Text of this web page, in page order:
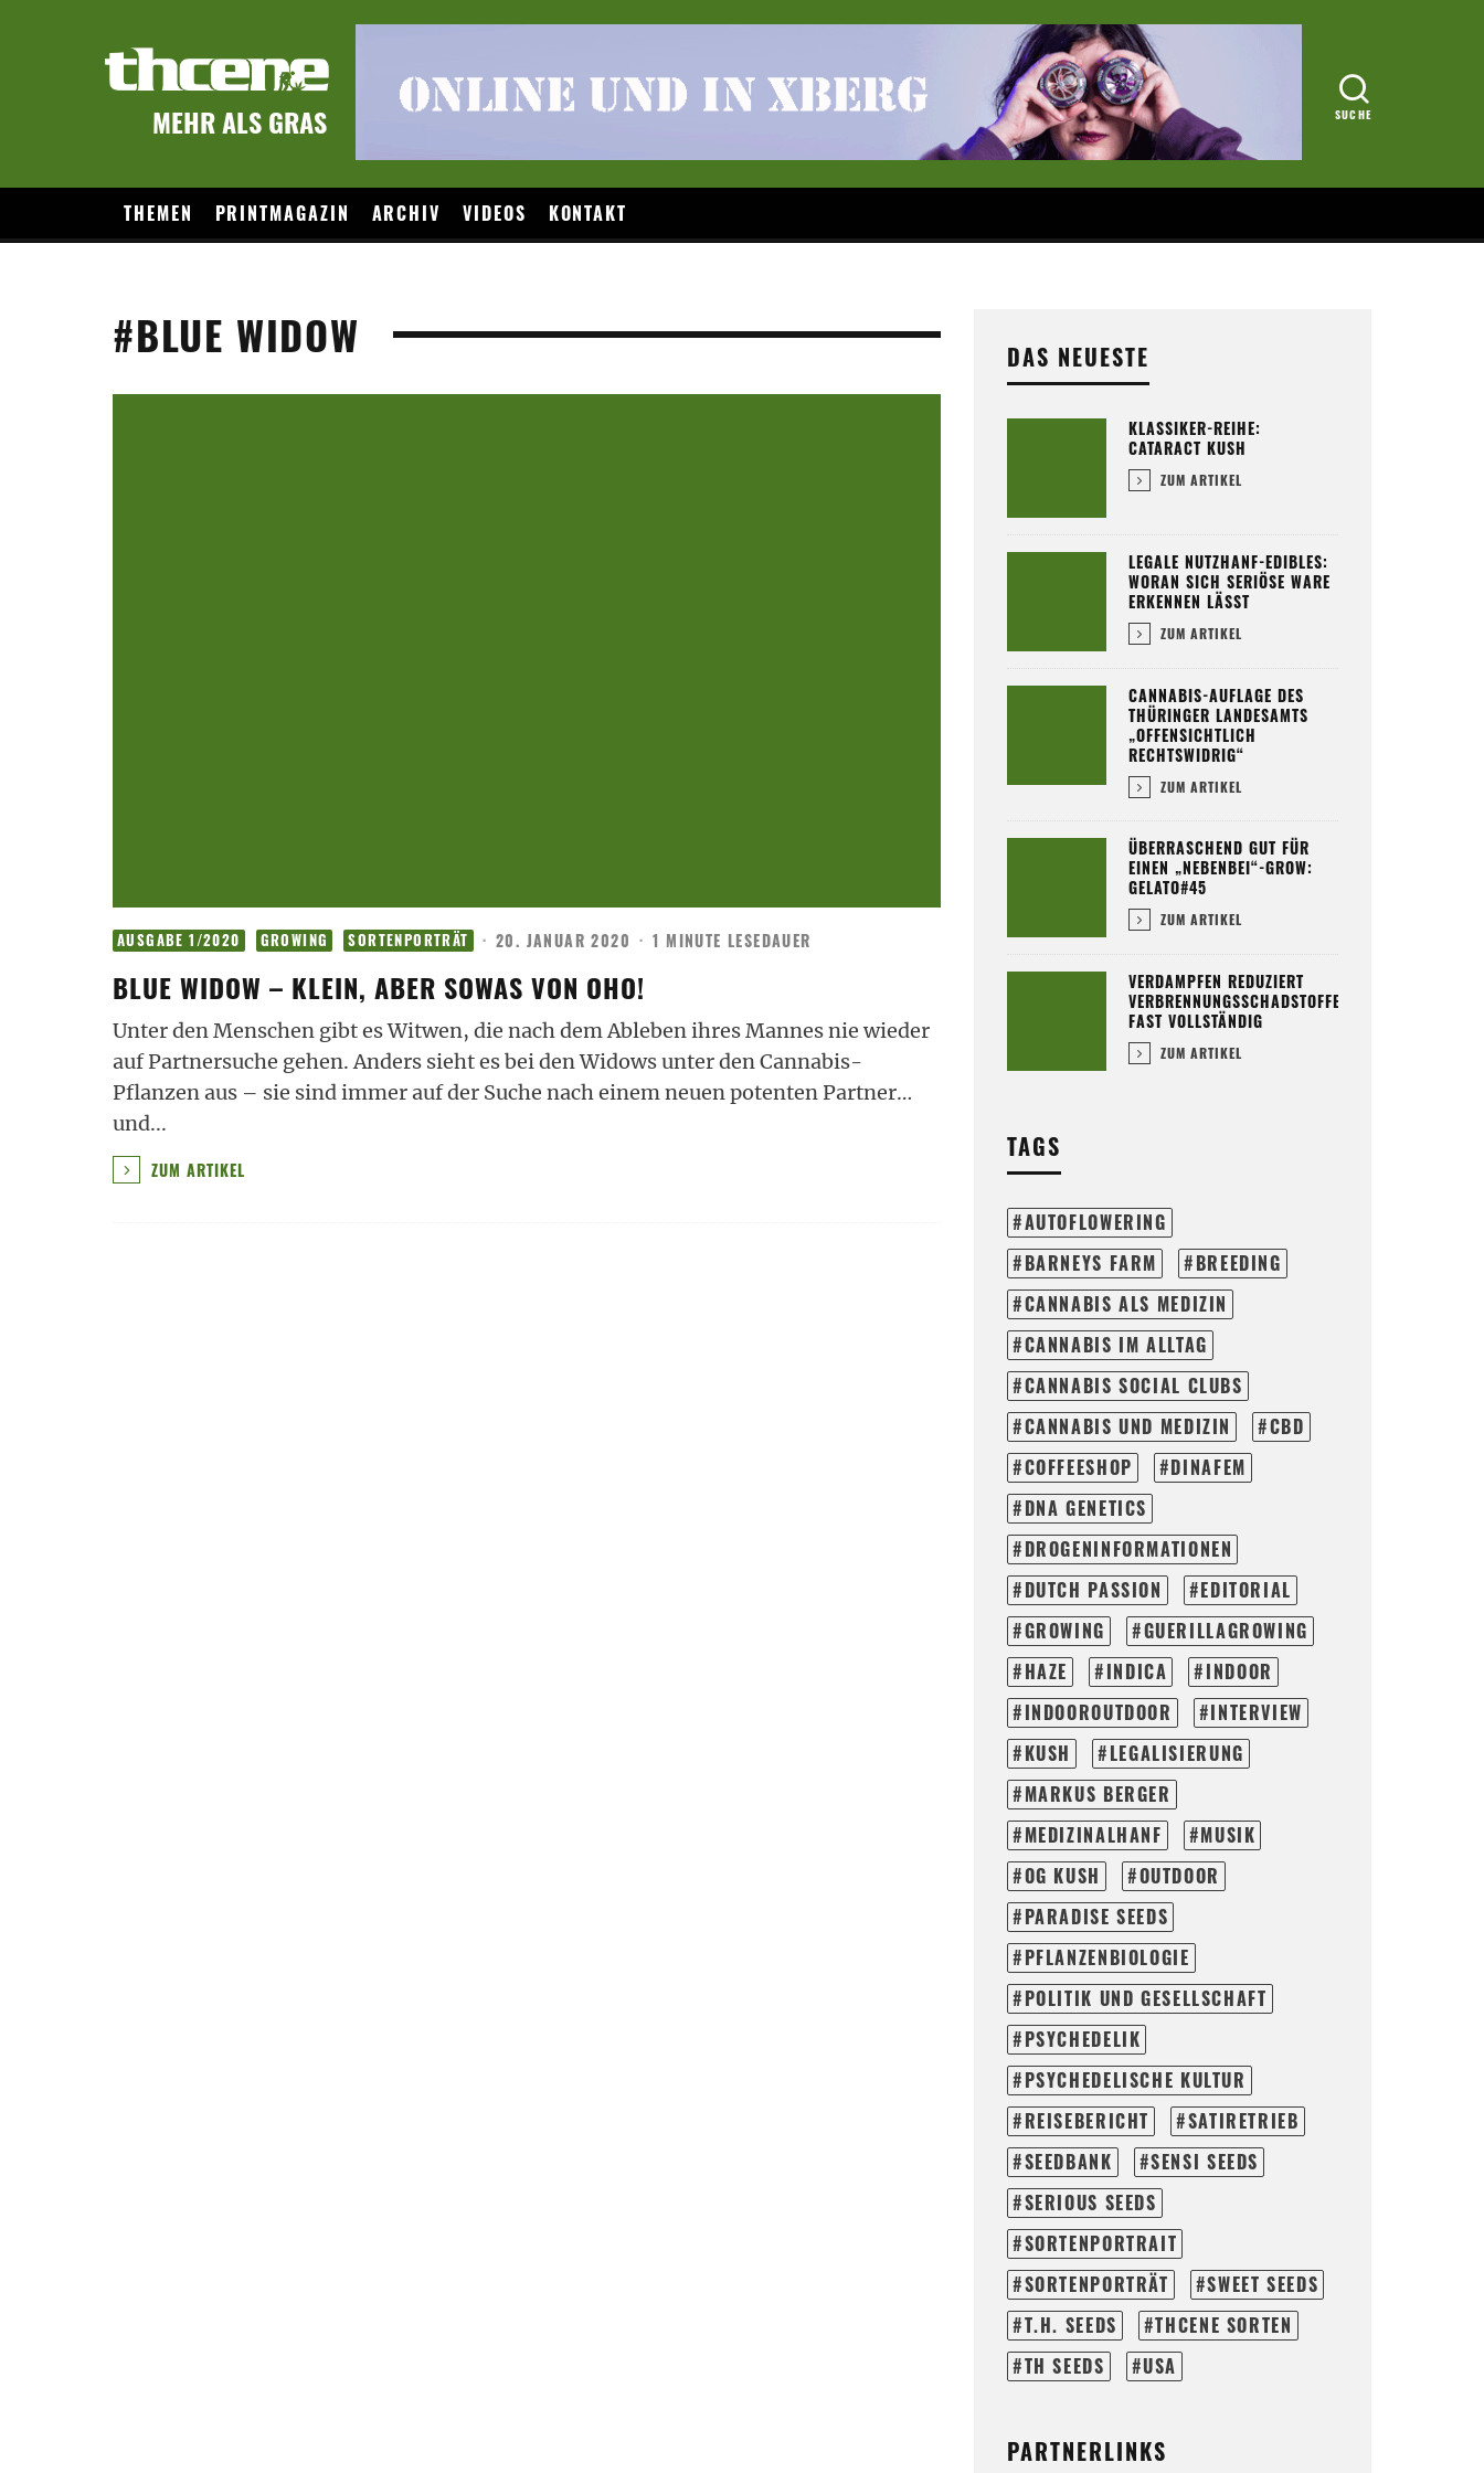
MEHR ALS GRAS
THEMEN PRINTMAGAZIN ARCHIV VIDEOS KONTAKT
#BLUE WIDOW
AUSGABE 1/2020 GROWING SORTENPORTRÄT · 20. JANUAR 2020 · 1 MINUTE LESEDAUER
BLUE WIDOW – KLEIN, ABER SOWAS VON OHO!
Unter den Menschen gibt es Witwen, die nach dem Ableben ihres Mannes nie wieder
auf Partnersuche gehen. Anders sieht es bei den Widows unter den Cannabis-
Pflanzen aus – sie sind immer auf der Suche nach einem neuen potenten Partner…
und...
ZUM ARTIKEL
DAS NEUESTE
KLASSIKER-REIHE:
CATARACT KUSH
ZUM ARTIKEL
LEGALE NUTZHANF-EDIBLES:
WORAN SICH SERIÖSE WARE
ERKENNEN LÄSST
ZUM ARTIKEL
CANNABIS-AUFLAGE DES
THÜRINGER LANDESAMTS
„OFFENSICHTLICH
RECHTSWIDRIG“
ZUM ARTIKEL
ÜBERRASCHEND GUT FÜR
EINEN „NEBENBEI“-GROW:
GELATO#45
ZUM ARTIKEL
VERDAMPFEN REDUZIERT
VERBRENNUNGSSCHADSTOFFE
FAST VOLLSTÄNDIG
ZUM ARTIKEL
TAGS
AUTOFLOWERING
BARNEYS FARM
BREEDING
CANNABIS ALS MEDIZIN
CANNABIS IM ALLTAG
CANNABIS SOCIAL CLUBS
CANNABIS UND MEDIZIN
CBD
COFFEESHOP
DINAFEM
DNA GENETICS
DROGENINFORMATIONEN
DUTCH PASSION
EDITORIAL
GROWING
GUERILLAGROWING
HAZE
INDICA
INDOOR
INDOOROUTDOOR
INTERVIEW
KUSH
LEGALISIERUNG
MARKUS BERGER
MEDIZINALHANF
MUSIK
OG KUSH
OUTDOOR
PARADISE SEEDS
PFLANZENBIOLOGIE
POLITIK UND GESELLSCHAFT
PSYCHEDELIK
PSYCHEDELISCHE KULTUR
REISEBERICHT
SATIRETRIEB
SEEDBANK
SENSI SEEDS
SERIOUS SEEDS
SORTENPORTRAIT
SORTENPORTRÄT
SWEET SEEDS
T.H. SEEDS
THCENE SORTEN
TH SEEDS
USA
PARTNERLINKS